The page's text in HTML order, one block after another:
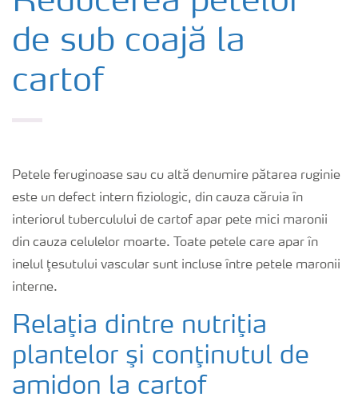
Produse
Unelte și servicii
Publicații
de sub coajă la
cartof
Petele feruginoase sau cu altă denumire pătarea ruginie
este un defect intern fiziologic, din cauza căruia în
interiorul tuberculului de cartof apar pete mici maronii
din cauza celulelor moarte. Toate petele care apar în
inelul ţesutului vascular sunt incluse între petele maronii
interne.
Relaţia dintre nutriţia
plantelor şi conţinutul de
amidon la cartof